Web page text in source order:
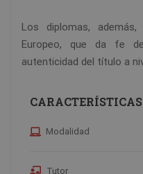
Los diplomas,
Europeo, que da fe
autenticidad del título a
Modalidad
Tutor